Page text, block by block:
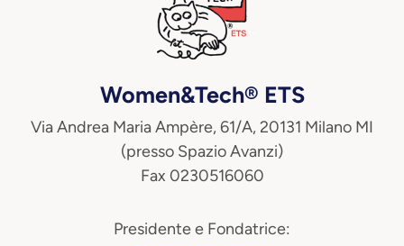
Women&Tech® ETS
Via Andrea Maria Ampère, 61/A, 20131 Milano MI
(presso Spazio Avanzi)
Fax 0230516060
Presidente e Fondatrice: